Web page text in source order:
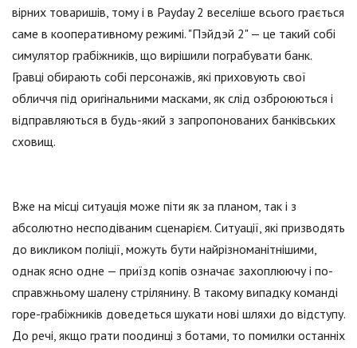
вірних товаришів, тому і в Payday 2 веселіше всього грається
саме в кооперативному режимі. "Пэйдэй 2" — це такий собі
симулятор грабіжників, що вирішили пограбувати банк.
Гравці обирають собі персонажів, які приховують свої
обличчя під оригінальними масками, як слід озброюються і
відправляються в будь-який з запропонованих банківських
сховищ.
Вже на місці ситуація може піти як за планом, так і з
абсолютно несподіваним сценарієм. Ситуації, які призводять
до викликом поліції, можуть бути найрізноманітнішими,
однак ясно одне — приїзд копів означає захоплюючу і по-
справжньому шалену стрілянину. В такому випадку команді
горе-грабіжників доведеться шукати нові шляхи до відступу.
До речі, якщо грати поодинці з ботами, то помилки останніх